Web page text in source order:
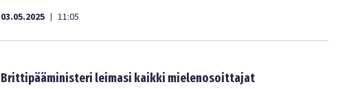
03.05.2025 | 11:05
Brittipääministeri leimasi kaikki mielenosoittajat